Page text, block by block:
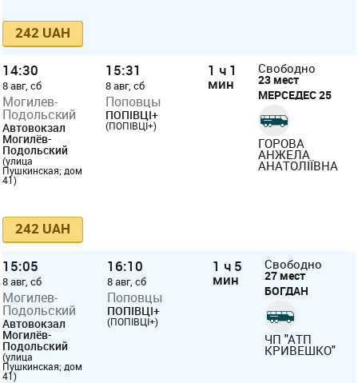
242 UAH
14:30
8 авг, сб
Могилев-
Подольский
Автовокзал
Могилёв-
Подольский
(улица
Пушкинская; дом
41)
15:31
8 авг, сб
Поповцы
ПОПІВЦІ+
(ПОПІВЦІ+)
1 ч 1
мин
Свободно
23 мест
МЕРСЕДЕС 25
ГОРОВА
АНЖЕЛА
АНАТОЛІЇВНА
242 UAH
15:05
8 авг, сб
Могилев-
Подольский
Автовокзал
Могилёв-
Подольский
(улица
Пушкинская; дом
41)
16:10
8 авг, сб
Поповцы
ПОПІВЦІ+
(ПОПІВЦІ+)
1 ч 5
мин
Свободно
27 мест
БОГДАН
ЧП "АТП
КРИВЕШКО"